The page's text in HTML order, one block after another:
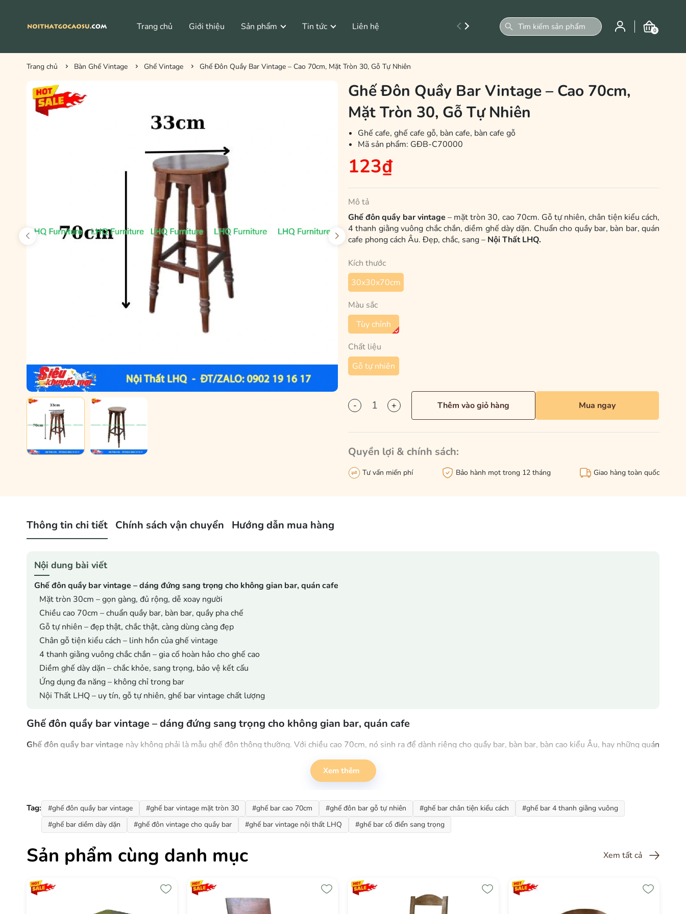
Trang chủ Giới thiệu Sản phẩm Tin tức Liên hệ 0
Trang chủ Bàn Ghế Vintage Ghế Vintage Ghế Đôn Quầy Bar Vintage – Cao 70cm, Mặt Tròn 30, Gỗ Tự Nhiên
Ghế Đôn Quầy Bar Vintage – Cao 70cm,
Mặt Tròn 30, Gỗ Tự Nhiên
Ghế cafe, ghế cafe gỗ, bàn cafe, bàn cafe gỗ
Mã sản phẩm: GĐB-C70000
123₫
Mô tả
Ghế đôn quầy bar vintage – mặt tròn 30, cao 70cm. Gỗ tự nhiên, chân tiện kiểu cách,
4 thanh giằng vuông chắc chắn, diềm ghế dày dặn. Chuẩn cho quầy bar, bàn bar, quán
cafe phong cách Âu. Đẹp, chắc, sang – Nội Thất LHQ.
Kích thước
30x30x70cm
Màu sắc
Tùy chỉnh
Chất liệu
Gỗ tự nhiên
- + Thêm vào giỏ hàng Mua ngay
Quyền lợi & chính sách:
Tư vấn miến phí Bảo hành mọt trong 12 tháng Giao hàng toàn quốc
Thông tin chi tiết Chính sách vận chuyển Hướng dẫn mua hàng
Nội dung bài viết
Ghế đôn quầy bar vintage – dáng đứng sang trọng cho không gian bar, quán cafe
Mặt tròn 30cm – gọn gàng, đủ rộng, dễ xoay người
Chiều cao 70cm – chuẩn quầy bar, bàn bar, quầy pha chế
Gỗ tự nhiên – đẹp thật, chắc thật, càng dùng càng đẹp
Chân gỗ tiện kiểu cách – linh hồn của ghế vintage
4 thanh giằng vuông chắc chắn – gia cố hoàn hảo cho ghế cao
Diềm ghế dày dặn – chắc khỏe, sang trọng, bảo vệ kết cấu
Ứng dụng đa năng – không chỉ trong bar
Nội Thất LHQ – uy tín, gỗ tự nhiên, ghế bar vintage chất lượng
Ghế đôn quầy bar vintage – dáng đứng sang trọng cho không gian bar, quán cafe
Ghế đôn quầy bar vintage này không phải là mẫu ghế đôn thông thường. Với chiều cao 70cm, nó sinh ra để dành riêng cho quầy bar, bàn bar, bàn cao kiểu Âu, hay những quán
Xem thêm
Tag: #ghế đôn quầy bar vintage #ghế bar vintage mặt tròn 30 #ghế bar cao 70cm #ghế đôn bar gỗ tự nhiên #ghế bar chân tiện kiểu cách
#ghế bar 4 thanh giằng vuông
#ghế bar diềm dày dặn
#ghế đôn vintage cho quầy bar #ghế bar vintage nội thất LHQ #ghế bar cổ điển sang trọng
Sản phẩm cùng danh mục Xem tất cả